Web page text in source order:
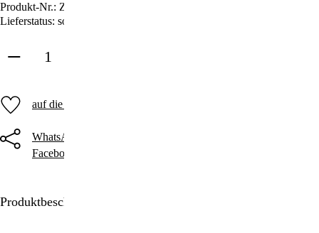
Produkt-Nr.: ZS22
Lieferstatus: sofort lieferbar
auf die Merkliste
WhatsApp
Facebook
Produktbeschreibung